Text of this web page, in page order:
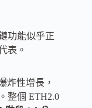
功能似乎正
表。
炸性增長，
整個 ETH2.0